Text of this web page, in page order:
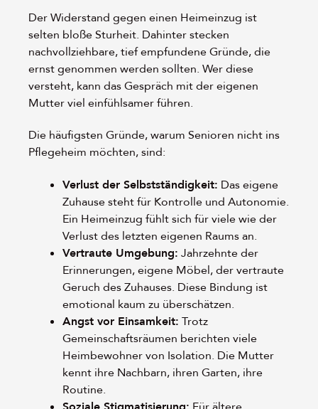
Der Widerstand gegen einen Heimeinzug ist
selten bloße Sturheit. Dahinter stecken
nachvollziehbare, tief empfundene Gründe, die
ernst genommen werden sollten. Wer diese
versteht, kann das Gespräch mit der eigenen
Mutter viel einfühlsamer führen.
Die häufigsten Gründe, warum Senioren nicht ins
Pflegeheim möchten, sind:
Verlust der Selbstständigkeit: Das eigene
Zuhause steht für Kontrolle und Autonomie.
Ein Heimeinzug fühlt sich für viele wie der
Verlust des letzten eigenen Raums an.
Vertraute Umgebung: Jahrzehnte der
Erinnerungen, eigene Möbel, der vertraute
Geruch des Zuhauses. Diese Bindung ist
emotional kaum zu überschätzen.
Angst vor Einsamkeit: Trotz
Gemeinschaftsräumen berichten viele
Heimbewohner von Isolation. Die Mutter
kennt ihre Nachbarn, ihren Garten, ihre
Routine.